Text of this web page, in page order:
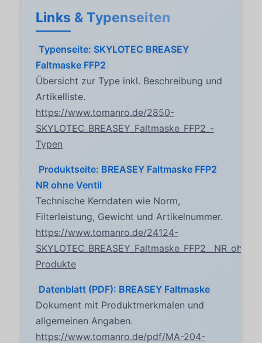
Links & Typenseiten
Typenseite: SKYLOTEC BREASEY
Faltmaske FFP2
Übersicht zur Type inkl. Beschreibung und
Artikelliste.
https://www.tomanro.de/2850-
SKYLOTEC_BREASEY_Faltmaske_FFP2_-
Typen
Produktseite: BREASEY Faltmaske FFP2
NR ohne Ventil
Technische Kerndaten wie Norm,
Filterleistung, Gewicht und Artikelnummer.
https://www.tomanro.de/24124-
Produkte
Datenblatt (PDF): BREASEY Faltmaske
Dokument mit Produktmerkmalen und
allgemeinen Angaben.
https://www.tomanro.de/pdf/MA-204-